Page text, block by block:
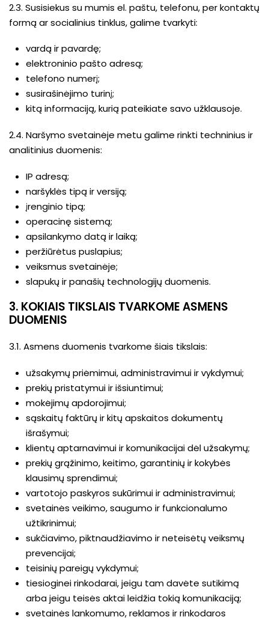
2.3. Susisiekus su mumis el. paštu, telefonu, per kontaktų
formą ar socialinius tinklus, galime tvarkyti:
vardą ir pavardę;
elektroninio pašto adresą;
telefono numerį;
susirašinėjimo turinį;
kitą informaciją, kurią pateikiate savo užklausoje.
2.4. Naršymo svetainėje metu galime rinkti techninius ir
analitinius duomenis:
IP adresą;
naršyklės tipą ir versiją;
įrenginio tipą;
operacinę sistemą;
apsilankymo datą ir laiką;
peržiūrėtus puslapius;
veiksmus svetainėje;
slapukų ir panašių technologijų duomenis.
3. KOKIAIS TIKSLAIS TVARKOME ASMENS
DUOMENIS
3.1. Asmens duomenis tvarkome šiais tikslais:
užsakymų priėmimui, administravimui ir vykdymui;
prekių pristatymui ir išsiuntimui;
mokėjimų apdorojimui;
sąskaitų faktūrų ir kitų apskaitos dokumentų
išrašymui;
klientų aptarnavimui ir komunikacijai dėl užsakymų;
prekių grąžinimo, keitimo, garantinių ir kokybės
klausimų sprendimui;
vartotojo paskyros sukūrimui ir administravimui;
svetainės veikimo, saugumo ir funkcionalumo
užtikrinimui;
sukčiavimo, piktnaudžiavimo ir neteisėtų veiksmų
prevencijai;
teisinių pareigų vykdymui;
tiesioginei rinkodarai, jeigu tam davėte sutikimą
arba jeigu teisės aktai leidžia tokią komunikaciją;
svetainės lankomumo, reklamos ir rinkodaros